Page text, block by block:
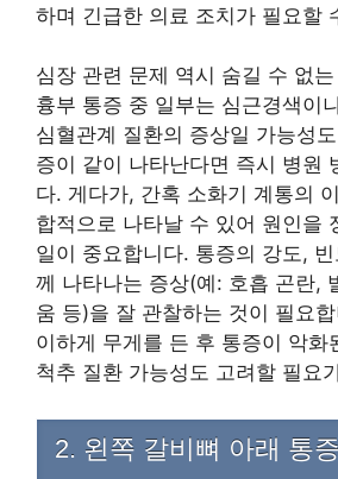
하며 긴급한 의료 조치가 필요할
심장 관련 문제 역시 숨길 수 없
흉부 통증 중 일부는 심근경색이
심혈관계 질환의 증상일 가능성
증이 같이 나타난다면 즉시 병원
다. 게다가, 간혹 소화기 계통의
합적으로 나타날 수 있어 원인을
일이 중요합니다. 통증의 강도,
께 나타나는 증상(예: 호흡 곤란,
움 등)을 잘 관찰하는 것이 필요
이하게 무게를 든 후 통증이 악화
척추 질환 가능성도 고려할 필요
2. 왼쪽 갈비뼈 아래 통